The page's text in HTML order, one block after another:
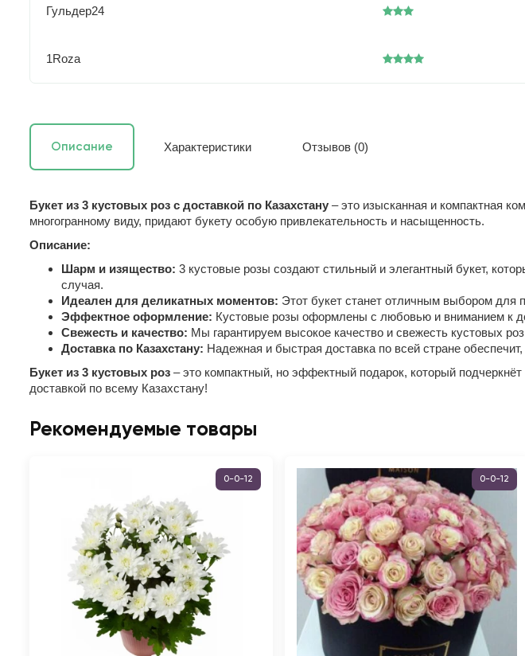
Гульдер24
1Roza
Описание Характеристики Отзывов (0)
Букет из 3 кустовых роз с доставкой по Казахстану – это изысканная и компактная
многогранному виду, придают букету особую привлекательность и насыщенность.
Описание:
Шарм и изящество: 3 кустовые розы создают стильный и элегантный букет,
случая.
Идеален для деликатных моментов: Этот букет станет отличным выбором для
Эффектное оформление: Кустовые розы оформлены с любовью и вниманием к
Свежесть и качество: Мы гарантируем высокое качество и свежесть кустовых
Доставка по Казахстану: Надежная и быстрая доставка по всей стране
Букет из 3 кустовых роз – это компактный, но эффектный подарок, который
доставкой по всему Казахстану!
Рекомендуемые товары
0-0-12 0-0-12